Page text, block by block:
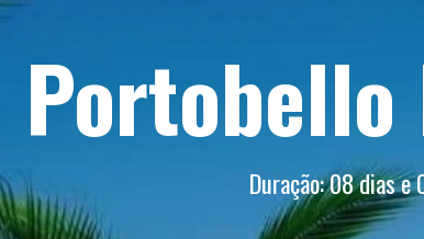
Portobello
Duração: 08 dias